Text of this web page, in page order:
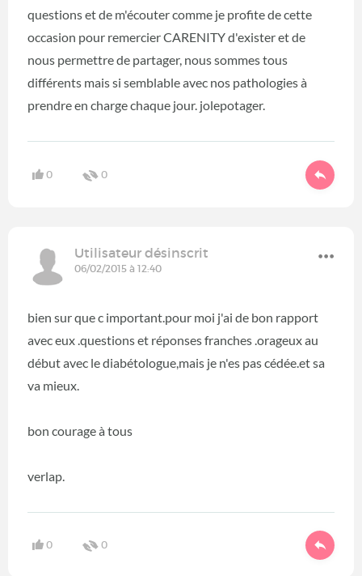
questions et de m'écouter comme je profite de cette
occasion pour remercier CARENITY d'exister et de
nous permettre de partager, nous sommes tous
différents mais si semblable avec nos pathologies à
prendre en charge chaque jour. jolepotager.
0 0
Utilisateur désinscrit
06/02/2015 à 12:40
bien sur que c important.pour moi j'ai de bon rapport
avec eux .questions et réponses franches .orageux au
début avec le diabétologue,mais je n'es pas cédée.et sa
va mieux.
bon courage à tous
verlap.
0 0